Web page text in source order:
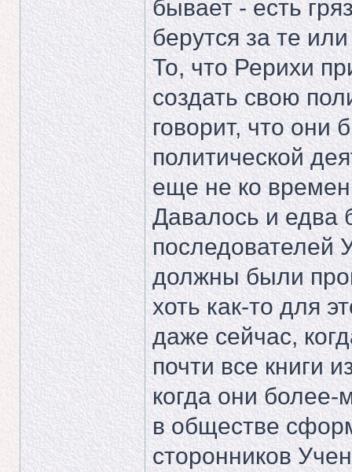
бывает - есть
берутся за те
То, что Рерихи
создать свою
говорит, что они
политической
еще не ко
Давалось и едва
последователей
должны были
хоть как-то для
даже сейчас,
почти все книги
когда они
в обществе
сторонников